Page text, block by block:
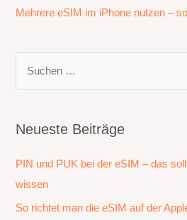
Mehrere eSIM im iPhone nutzen –
h
n
n
a
Neueste Beiträge
PIN und PUK bei der eSIM – das
wissen
So richtet man die eSIM auf der